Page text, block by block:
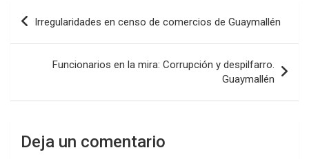
Navegación
Irregularidades en censo de comercios de Guaymallén
Funcionarios en la mira: Corrupción y despilfarro.
Guaymallén
Deja un comentario